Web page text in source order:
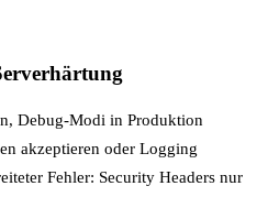
Debug-Modi in Produktion
akzeptieren oder Logging
Fehler: Security Headers nur